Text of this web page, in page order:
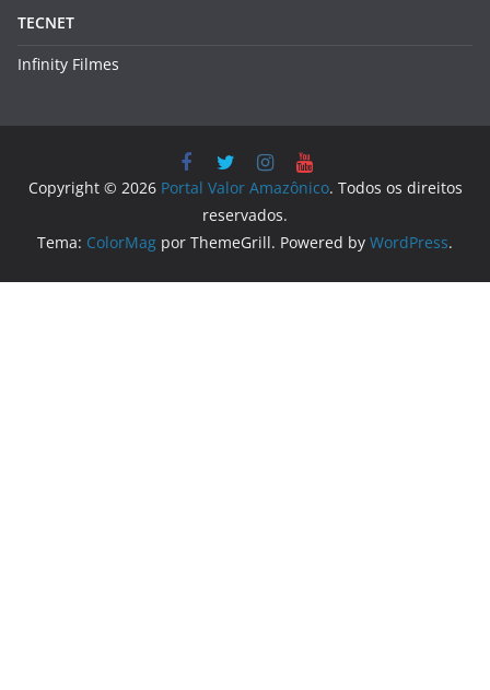
TECNET
Infinity Filmes
Copyright © 2026 Portal Valor Amazônico. Todos os direitos
reservados.
Tema: ColorMag por ThemeGrill. Powered by WordPress.